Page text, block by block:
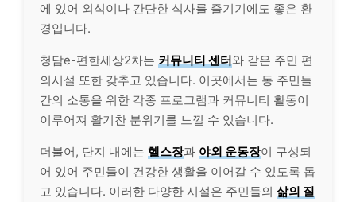
에 있어 외식이나 간단한 식사를 즐기기에도 좋은 환
경입니다.
청담e-편한세상2차는 커뮤니티 센터와 같은 주민 편
의시설 또한 갖추고 있습니다. 이곳에서는 동 주민들
간의 소통을 위한 각종 프로그램과 커뮤니티 활동이
이루어져 활기찬 분위기를 느낄 수 있습니다.
더불어, 단지 내에는 헬스장과 야외 운동장이 구성되
어 있어 주민들이 건강한 생활을 이어갈 수 있도록 돕
고 있습니다. 이러한 다양한 시설은 주민들의 삶의 질